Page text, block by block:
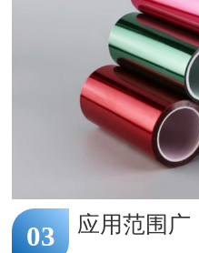
03 应用范围广